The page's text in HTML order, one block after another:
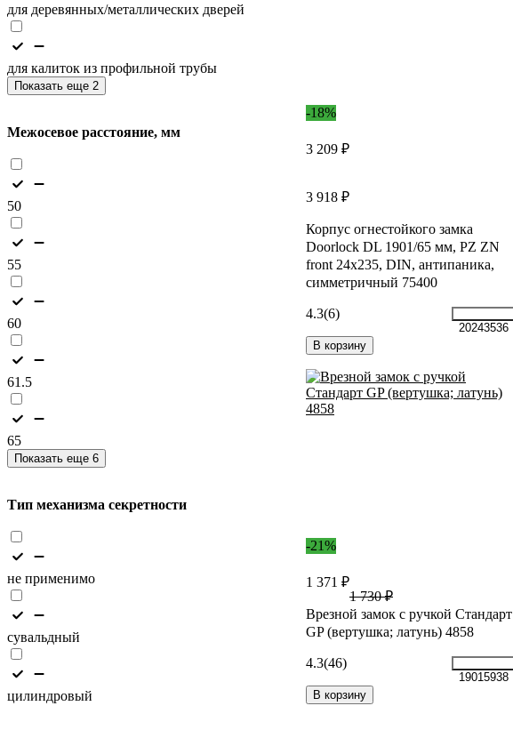
для деревянных/металлических дверей
для калиток из профильной трубы
Показать еще 2
Межосевое расстояние, мм
50
55
60
61.5
65
Показать еще 6
Тип механизма секретности
не применимо
сувальдный
цилиндровый
-18%
3 209 ₽
3 918 ₽
Корпус огнестойкого замка
Doorlock DL 1901/65 мм, PZ ZN
front 24x235, DIN, антипаника,
симметричный 75400
4.3(6)
20243536
В корзину
-21%
1 371 ₽
1 730 ₽
Врезной замок с ручкой Стандарт
GP (вертушка; латунь) 4858
4.3(46)
19015938
В корзину